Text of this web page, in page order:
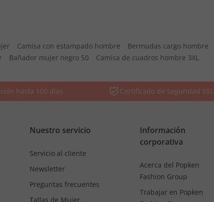
Camisa con estampado hombre Bermudas cargo hombre
Bañador mujer negro 50 Camisa de cuadros hombre 3XL
hasta 100 días Certificado de Seguridad SSL
Nuestro servicio
Servicio al cliente
Newsletter
Preguntas frecuentes
Tallas de Mujer
Información
corporativa
Acerca del Popken
Fashion Group
Trabajar en Popken